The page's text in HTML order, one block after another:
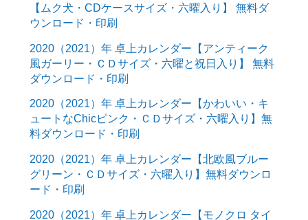
【ムク犬・CDケースサイズ・六曜入り】 無料ダ
ウンロード・印刷
2020（2021）年 卓上カレンダー【アンティーク
風ガーリー・ＣＤサイズ・六曜と祝日入り】 無料
ダウンロード・印刷
2020（2021）年 卓上カレンダー【かわいい・キ
ュートなChicピンク・ＣＤサイズ・六曜入り】無
料ダウンロード・印刷
2020（2021）年 卓上カレンダー【北欧風ブルー
グリーン・ＣＤサイズ・六曜入り】無料ダウンロ
ード・印刷
2020（2021）年 卓上カレンダー【モノクロ タイ